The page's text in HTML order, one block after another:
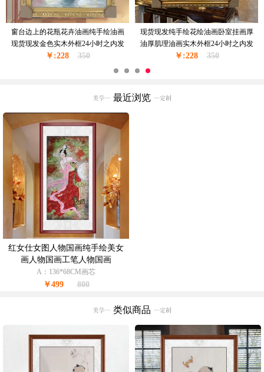
现代风格手绘油画花卉油画厚油厚肌
理花卉作品PS环保外框现货现发24小
时之内发货
￥:168 299
欧式风格花卉油纯手绘精品油画实木
外框现货现发葡萄花瓶与酒杯24小时
之内发货
￥:228 350
最近浏览
红女仕女图人物国画纯手绘美女
画人物国画工笔人物国画
A：136*68CM画芯
￥499 800
类似商品